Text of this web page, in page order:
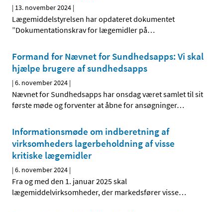
| 13. november 2024 |
Lægemiddelstyrelsen har opdateret dokumentet
”Dokumentationskrav for lægemidler på…
Formand for Nævnet for Sundhedsapps: Vi skal
hjælpe brugere af sundhedsapps
|6. november 2024 |
Nævnet for Sundhedsapps har onsdag været samlet til sit
første møde og forventer at åbne for ansøgninger…
Informationsmøde om indberetning af
virksomheders lagerbeholdning af visse
kritiske lægemidler
|6. november 2024 |
Fra og med den 1. januar 2025 skal
lægemiddelvirksomheder, der markedsfører visse…